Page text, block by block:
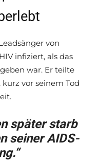
von
infiziert, als das
war. Er teilte
vor seinem Tod
später starb
seiner AIDS-